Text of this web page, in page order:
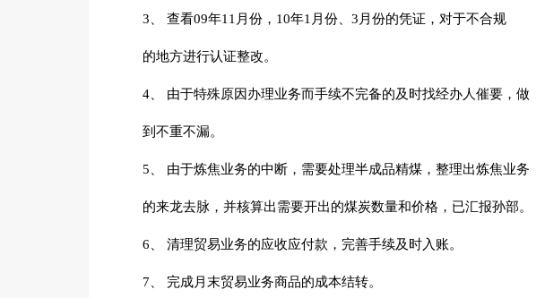
3、 查看09年11月份，10年1月份、3月份的凭证，对于不合规
的地方进行认证整改。
4、 由于特殊原因办理业务而手续不完备的及时找经办人催要，做
到不重不漏。
5、 由于炼焦业务的中断，需要处理半成品精煤，整理出炼焦业务
的来龙去脉，并核算出需要开出的煤炭数量和价格，已汇报孙部。
6、 清理贸易业务的应收应付款，完善手续及时入账。
7、 完成月末贸易业务商品的成本结转。